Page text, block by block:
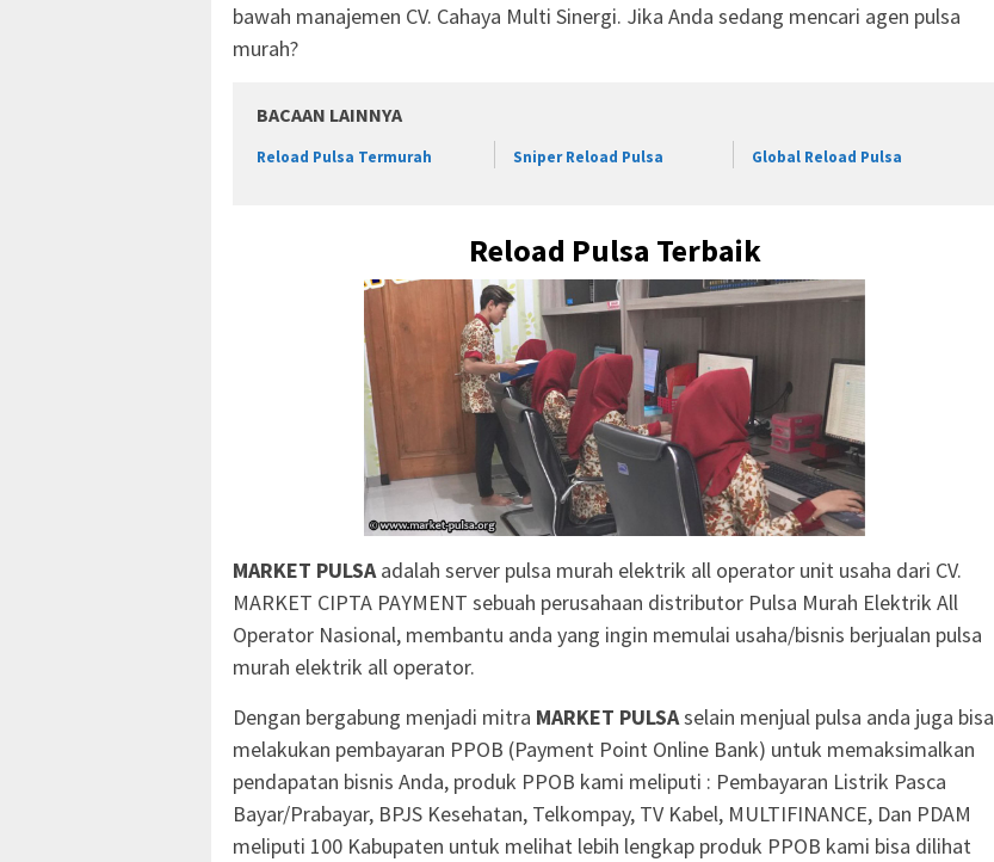
bawah manajemen CV. Cahaya Multi Sinergi. Jika Anda sedang mencari agen pulsa
murah?
BACAAN LAINNYA
Reload Pulsa Termurah Sniper Reload Pulsa Global Reload Pulsa
Reload Pulsa Terbaik
MARKET PULSAadalah server pulsa murah elektrik all operator unit usaha dari CV.
MARKET CIPTA PAYMENT sebuah perusahaan distributor Pulsa Murah Elektrik All
Operator Nasional, membantu anda yang ingin memulai usaha/bisnis berjualan pulsa
murah elektrik all operator.
Dengan bergabung menjadi mitra MARKET PULSAselain menjual pulsa anda juga bisa
melakukan pembayaran PPOB (Payment Point Online Bank) untuk memaksimalkan
pendapatan bisnis Anda, produk PPOB kami meliputi : Pembayaran Listrik Pasca
Bayar/Prabayar, BPJS Kesehatan, Telkompay, TV Kabel, MULTIFINANCE, Dan PDAM
meliputi 100 Kabupaten untuk melihat lebih lengkap produk PPOB kami bisa dilihat